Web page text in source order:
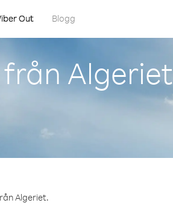
Out Blogg
Algeriet
Algeriet.